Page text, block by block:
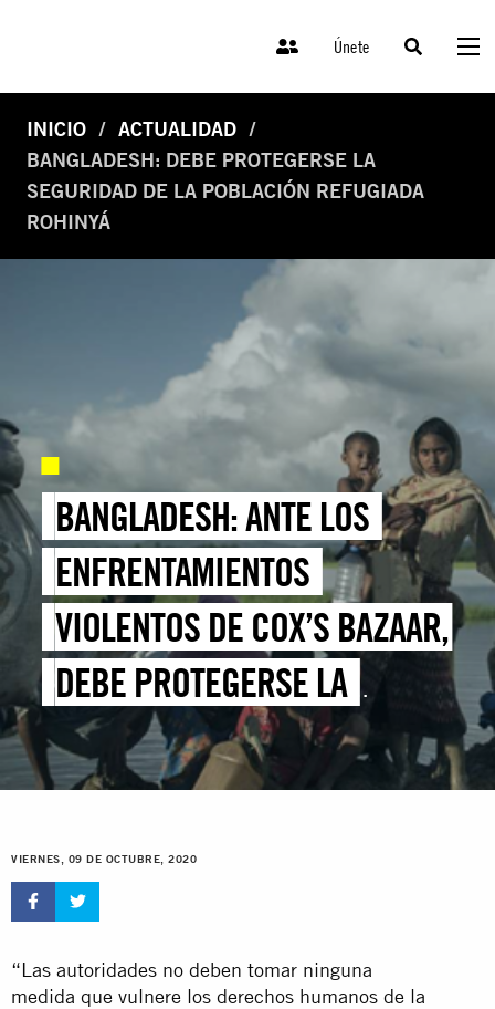
Únete
INICIO
ACTUALIDAD
BANGLADESH: DEBE PROTEGERSE LA
SEGURIDAD DE LA POBLACIÓN REFUGIADA
ROHINYÁ
BANGLADESH: ANTE LOS
ENFRENTAMIENTOS
VIOLENTOS DE COX’S BAZAAR,
DEBE PROTEGERSE LA
SEGURIDAD DE LA POBLACIÓN
REFUGIADA ROHINYÁ
VIERNES, 09 DE OCTUBRE, 2020
“Las autoridades no deben tomar ninguna
medida que vulnere los derechos humanos de la